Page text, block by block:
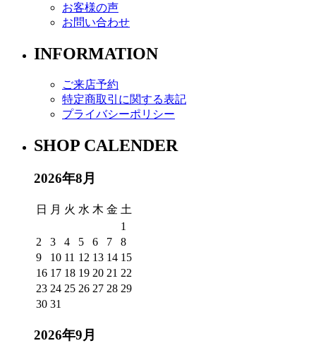
お客様の声
お問い合わせ
INFORMATION
ご来店予約
特定商取引に関する表記
プライバシーポリシー
SHOP CALENDER
2026年8月
日 月 火 水 木 金 土
1
2
3 4 5 6 7
8
9
10 11 12 13 14 15
16 17 18 19 20 21 22
23 24 25 26 27 28 29
30 31
2026年9月